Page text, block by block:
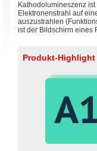
Kathodolumineszenz
Elektronenstrahl auf
auszustrahlen
ist der Bildschirm eines
Produkt-Highlight